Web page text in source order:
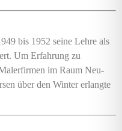
bis 1952 seine Lehre als
Um Erfah­rung zu
im Raum Neu­
über den Winter erlangte